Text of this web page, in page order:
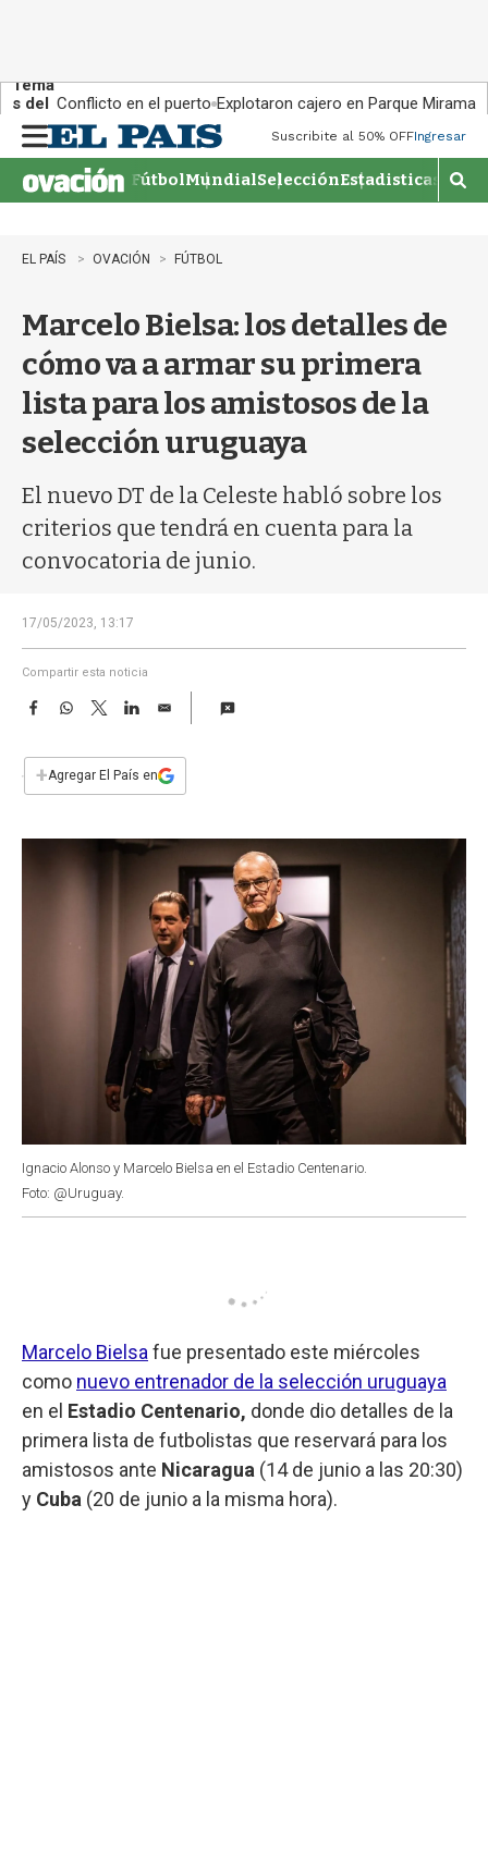
Tema
s del
día:
Conflicto en el puerto Explotaron cajero en Parque Miramar
n
u
Suscribite al 50% OFFIngresar
FútbolMundialSelecciónEstadisticas
M
o
EL PAÍS OVACIÓN FÚTBOL
Marcelo Bielsa: los detalles de
cómo va a armar su primera
lista para los amistosos de la
selección uruguaya
El nuevo DT de la Celeste habló sobre los
criterios que tendrá en cuenta para la
convocatoria de junio.
17/05/2023, 13:17
Compartir esta noticia
F
e
b
W
s
T
w
t
L
n
E
i
l
+Agregar El País en
Ignacio Alonso y Marcelo Bielsa en el Estadio Centenario.
Foto: @Uruguay.
Marcelo Bielsa fue presentado este miércoles
como nuevo entrenador de la selección uruguaya
en el Estadio Centenario, donde dio detalles de la
primera lista de futbolistas que reservará para los
amistosos ante Nicaragua (14 de junio a las 20:30)
y Cuba (20 de junio a la misma hora).